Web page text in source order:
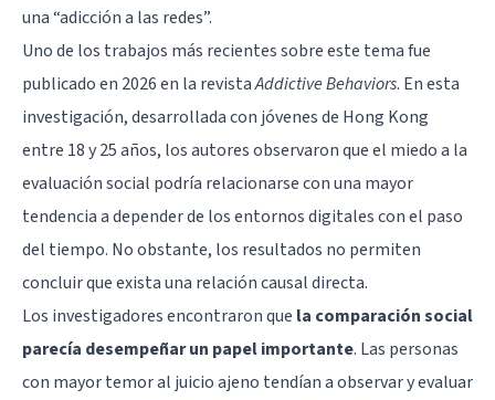
una “adicción a las redes”.
Uno de los trabajos más recientes sobre este tema fue
publicado en 2026 en la revistaAddictive Behaviors. En esta
investigación, desarrollada con jóvenes de Hong Kong
entre 18 y 25 años, los autores observaron que el miedo a la
evaluación social podría relacionarse con una mayor
tendencia a depender de los entornos digitales con el paso
del tiempo. No obstante, los resultados no permiten
concluir que exista una relación causal directa.
Los investigadores encontraron que la comparación social
parecía desempeñar un papel importante. Las personas
con mayor temor al juicio ajeno tendían a observar y evaluar